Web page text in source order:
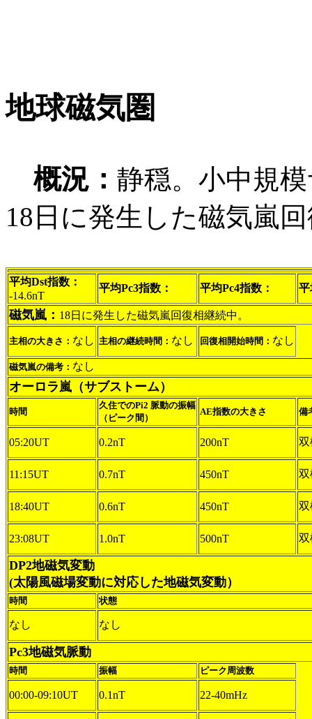
地球磁気圏
概況： 静穏。小中規
18日に発生した磁気嵐
平均Dst指数：
-14.6nT
平均Pc3指数： 平均Pc4指数： 平
磁気嵐： 18日に発生した磁気嵐回復相継続中。
主相の大きさ： なし 主相の継続時間： なし 回復相開始時間： なし
磁気嵐の備考： なし
オーロラ嵐（サブストーム）
時間
久住でのPi2 脈動の振幅
（ピーク間）
AE指数の大きさ 備
05:20UT 0.2nT 200nT 双
11:15UT 0.7nT 450nT 双
18:40UT 0.6nT 450nT 双
23:08UT 1.0nT 500nT 双
DP2地磁気変動
(太陽風磁場変動に対応した地磁気変動）
時間 状態
なし なし
Pc3地磁気脈動
時間 振幅 ピーク周波数
00:00-09:10UT 0.1nT 22-40mHz